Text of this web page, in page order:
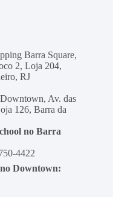
Barra Square,
2, Loja 204,
RJ
Av. das
126, Barra da
no Barra
4422
Downtown: